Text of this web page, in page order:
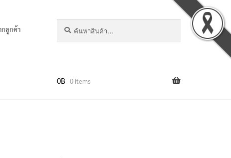
กลูกค้า
0฿ 0 items